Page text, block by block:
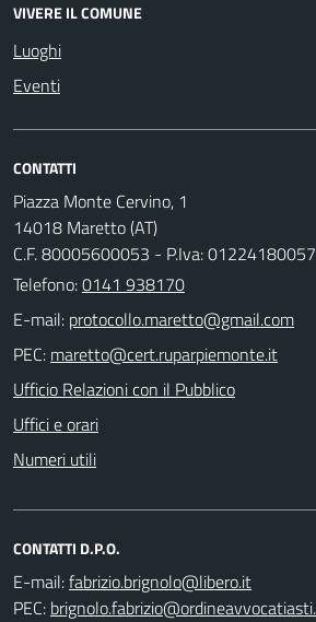
VIVERE IL COMUNE
Luoghi
Eventi
CONTATTI
Piazza Monte Cervino, 1
14018 Maretto (AT)
C.F. 80005600053 - P.Iva: 01224180057
Telefono:0141 938170
E-mail:
PEC:
Ufficio Relazioni con il Pubblico
Uffici e orari
Numeri utili
CONTATTI D.P.O.
E-mail:
PEC: